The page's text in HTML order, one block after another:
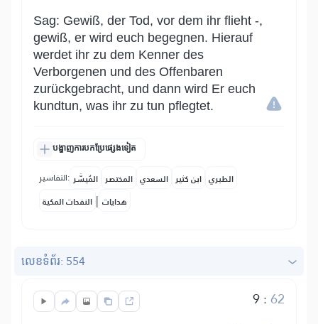
Sag: Gewiß, der Tod, vor dem ihr flieht -,
gewiß, er wird euch begegnen. Hierauf
werdet ihr zu dem Kenner des
Verborgenen und des Offenbaren
zurückgebracht, und dann wird Er euch
kundtun, was ihr zu tun pflegtet.
បង្ហាញការបកប្រែផ្សេងទៀត
التفاسير: المُيسَّر المختصر السعدي ابن كثير الطبري
النفحات المكية | هدايات
លេខ​ទំព័រ: 554
9:62